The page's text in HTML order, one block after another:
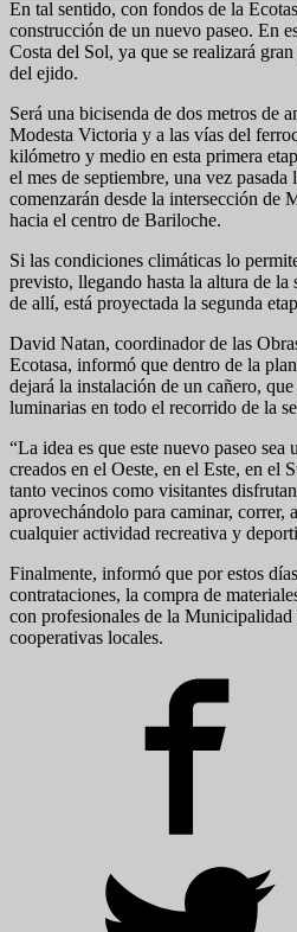
En tal sentido, con fondos de la
construcción de un nuevo paseo. En
Costa del Sol, ya que se realizará
del ejido.
Será una bicisenda de dos metros de
Modesta Victoria y a las vías del
kilómetro y medio en esta primera
el mes de septiembre, una vez
comenzarán desde la intersección de
hacia el centro de Bariloche.
Si las condiciones climáticas lo
previsto, llegando hasta la altura de
de allí, está proyectada la segunda
David Natan, coordinador de las
Ecotasa, informó que dentro de la
dejará la instalación de un cañero,
luminarias en todo el recorrido de la
“La idea es que este nuevo paseo sea
creados en el Oeste, en el Este, en el
tanto vecinos como visitantes
aprovechándolo para caminar, correr,
cualquier actividad recreativa y
Finalmente, informó que por estos
contrataciones, la compra de
con profesionales de la Municipalidad
cooperativas locales.